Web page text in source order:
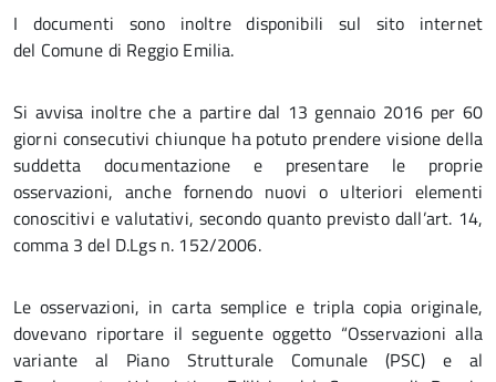
I documenti sono inoltre disponibili sul sito internet
del Comune di Reggio Emilia.
Si avvisa inoltre che a partire dal 13 gennaio 2016 per 60
giorni consecutivi chiunque ha potuto prendere visione della
suddetta documentazione e presentare le proprie
osservazioni, anche fornendo nuovi o ulteriori elementi
conoscitivi e valutativi, secondo quanto previsto dall’art. 14,
comma 3 del D.Lgs n. 152/2006.
Le osservazioni, in carta semplice e tripla copia originale,
dovevano riportare il seguente oggetto “Osservazioni alla
variante al Piano Strutturale Comunale (PSC) e al